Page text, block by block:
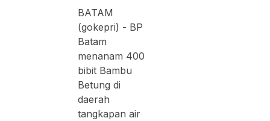
BATAM
(gokepri) - BP
Batam
menanam 400
bibit Bambu
Betung di
daerah
tangkapan air